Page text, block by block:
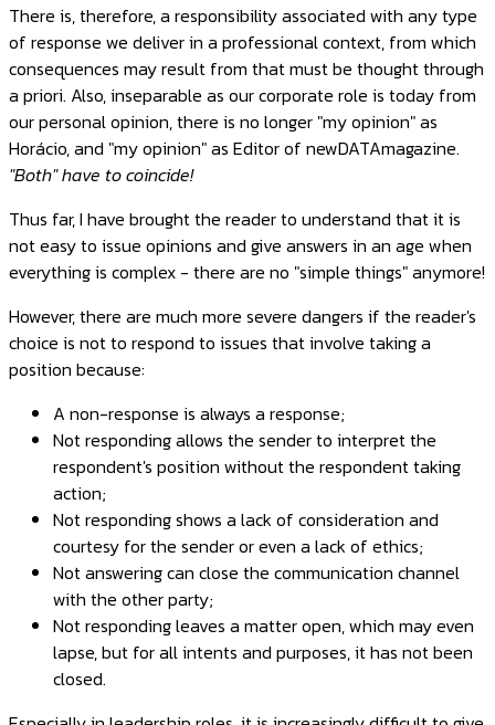
There is, therefore, a responsibility associated with any type
of response we deliver in a professional context, from which
consequences may result from that must be thought through
a priori. Also, inseparable as our corporate role is today from
our personal opinion, there is no longer "my opinion" as
Horácio, and "my opinion" as Editor of newDATAmagazine.
"Both" have to coincide!
Thus far, I have brought the reader to understand that it is
not easy to issue opinions and give answers in an age when
everything is complex - there are no "simple things" anymore!
However, there are much more severe dangers if the reader's
choice is not to respond to issues that involve taking a
position because:
A non-response is always a response;
Not responding allows the sender to interpret the
respondent's position without the respondent taking
action;
Not responding shows a lack of consideration and
courtesy for the sender or even a lack of ethics;
Not answering can close the communication channel
with the other party;
Not responding leaves a matter open, which may even
lapse, but for all intents and purposes, it has not been
closed.